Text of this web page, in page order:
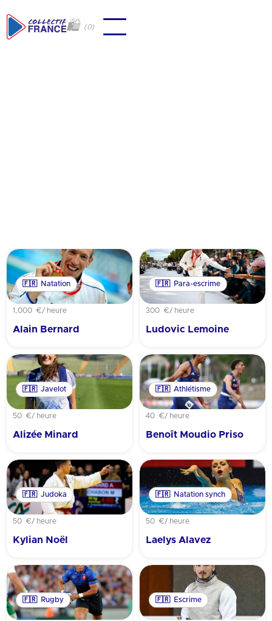
🛍 (0)
🇫🇷 Natation
1,000 €/ heure
Alain Bernard
🇫🇷 Para-escrime
300 €/ heure
Ludovic Lemoine
🇫🇷 Javelot
50 €/ heure
Alizée Minard
🇫🇷 Athlétisme
40 €/ heure
Benoît Moudio Priso
🇫🇷 Judoka
50 €/ heure
Kylian Noël
🇫🇷 Natation synch
50 €/ heure
Laelys Alavez
🇫🇷 Rugby 🇫🇷 Escrime